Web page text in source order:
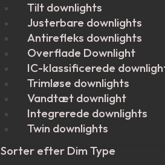
Tilt downlights
Justerbare downlights
Antirefleks downlights
Overflade Downlight
IC-klassificerede
Trimløse downlights
Vandtæt downlight
Integrerede downlights
Twin downlights
Sorter efter Dim Type